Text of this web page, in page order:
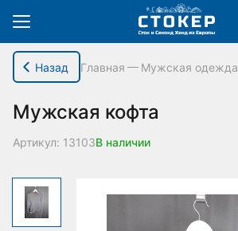
hello_elementor_body_open();
Назад Главная Мужская одежда
Мужская кофта
Артикул: 13103В наличии